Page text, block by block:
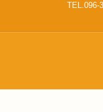
TEL.096-